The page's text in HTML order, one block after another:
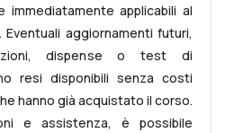
applicabili al
aggiornamenti futuri,
dispense o test di
resi disponibili senza costi
hanno già acquistato il corso.
e assistenza, è possibile